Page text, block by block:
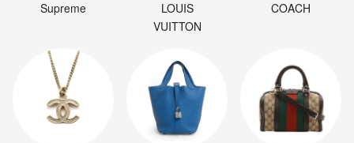
Supreme
LOUIS
VUITTON
COACH